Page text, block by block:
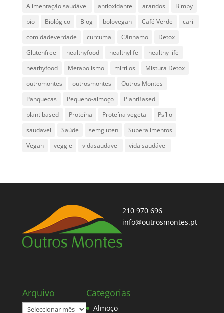
Alimentação saudável
antioxidante arandos
Bimby
bio
Biológico Blog bolovegan Café Verde
caril
comidadeverdade
curcuma Cânhamo
Detox
Glutenfree
healthyfood healthylife
healthy life
heathyfood
Metabolismo mirtilos
Mistura Detox
outromontes
outrosmontes
Outros Montes
Panquecas
Pequeno-almoço
PlantBased
plant based
Proteína Proteína vegetal
Psílio
saudavel
Saúde semgluten
Superalimentos
Vegan
veggie vidasaudavel vida saudável
210 970 696
info@outrosmontes.pt
Arquivo
Arquivo
Categorias
Almoço